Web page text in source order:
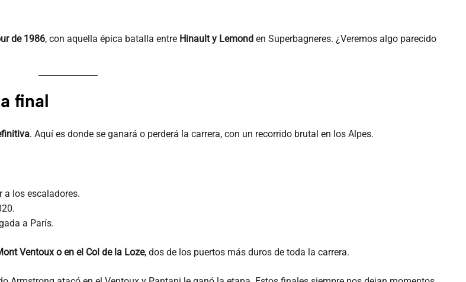
de 1986, con aquella épica batalla entre Hinault y Lemond en Superbagneres. ¿Veremos algo parecido
final
. Aquí es donde se ganará o perderá la carrera, con un recorrido brutal en los Alpes.
a los escaladores.
a París.
Ventoux o en el Col de la Loze, dos de los puertos más duros de toda la carrera.